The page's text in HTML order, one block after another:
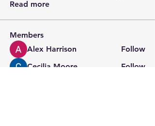
Read more
Members
Alex Harrison
Follow
Cecilia Moore.
Follow